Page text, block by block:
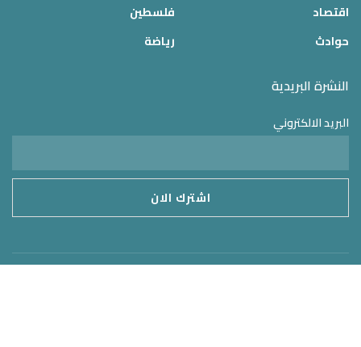
اقتصاد
حوادث
فلسطين
رياضة
النشرة البريدية
البريد الالكتروني